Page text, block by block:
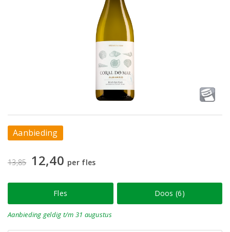
Aanbieding
13,85 12,40 per fles
Fles Doos (6)
Aanbieding geldig t/m 31 augustus